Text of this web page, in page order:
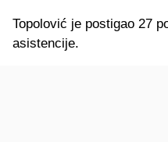
Topolović je postigao 27
asistencije.